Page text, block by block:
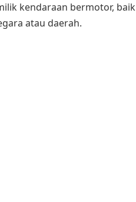
kendaraan bermotor, baik
atau daerah.